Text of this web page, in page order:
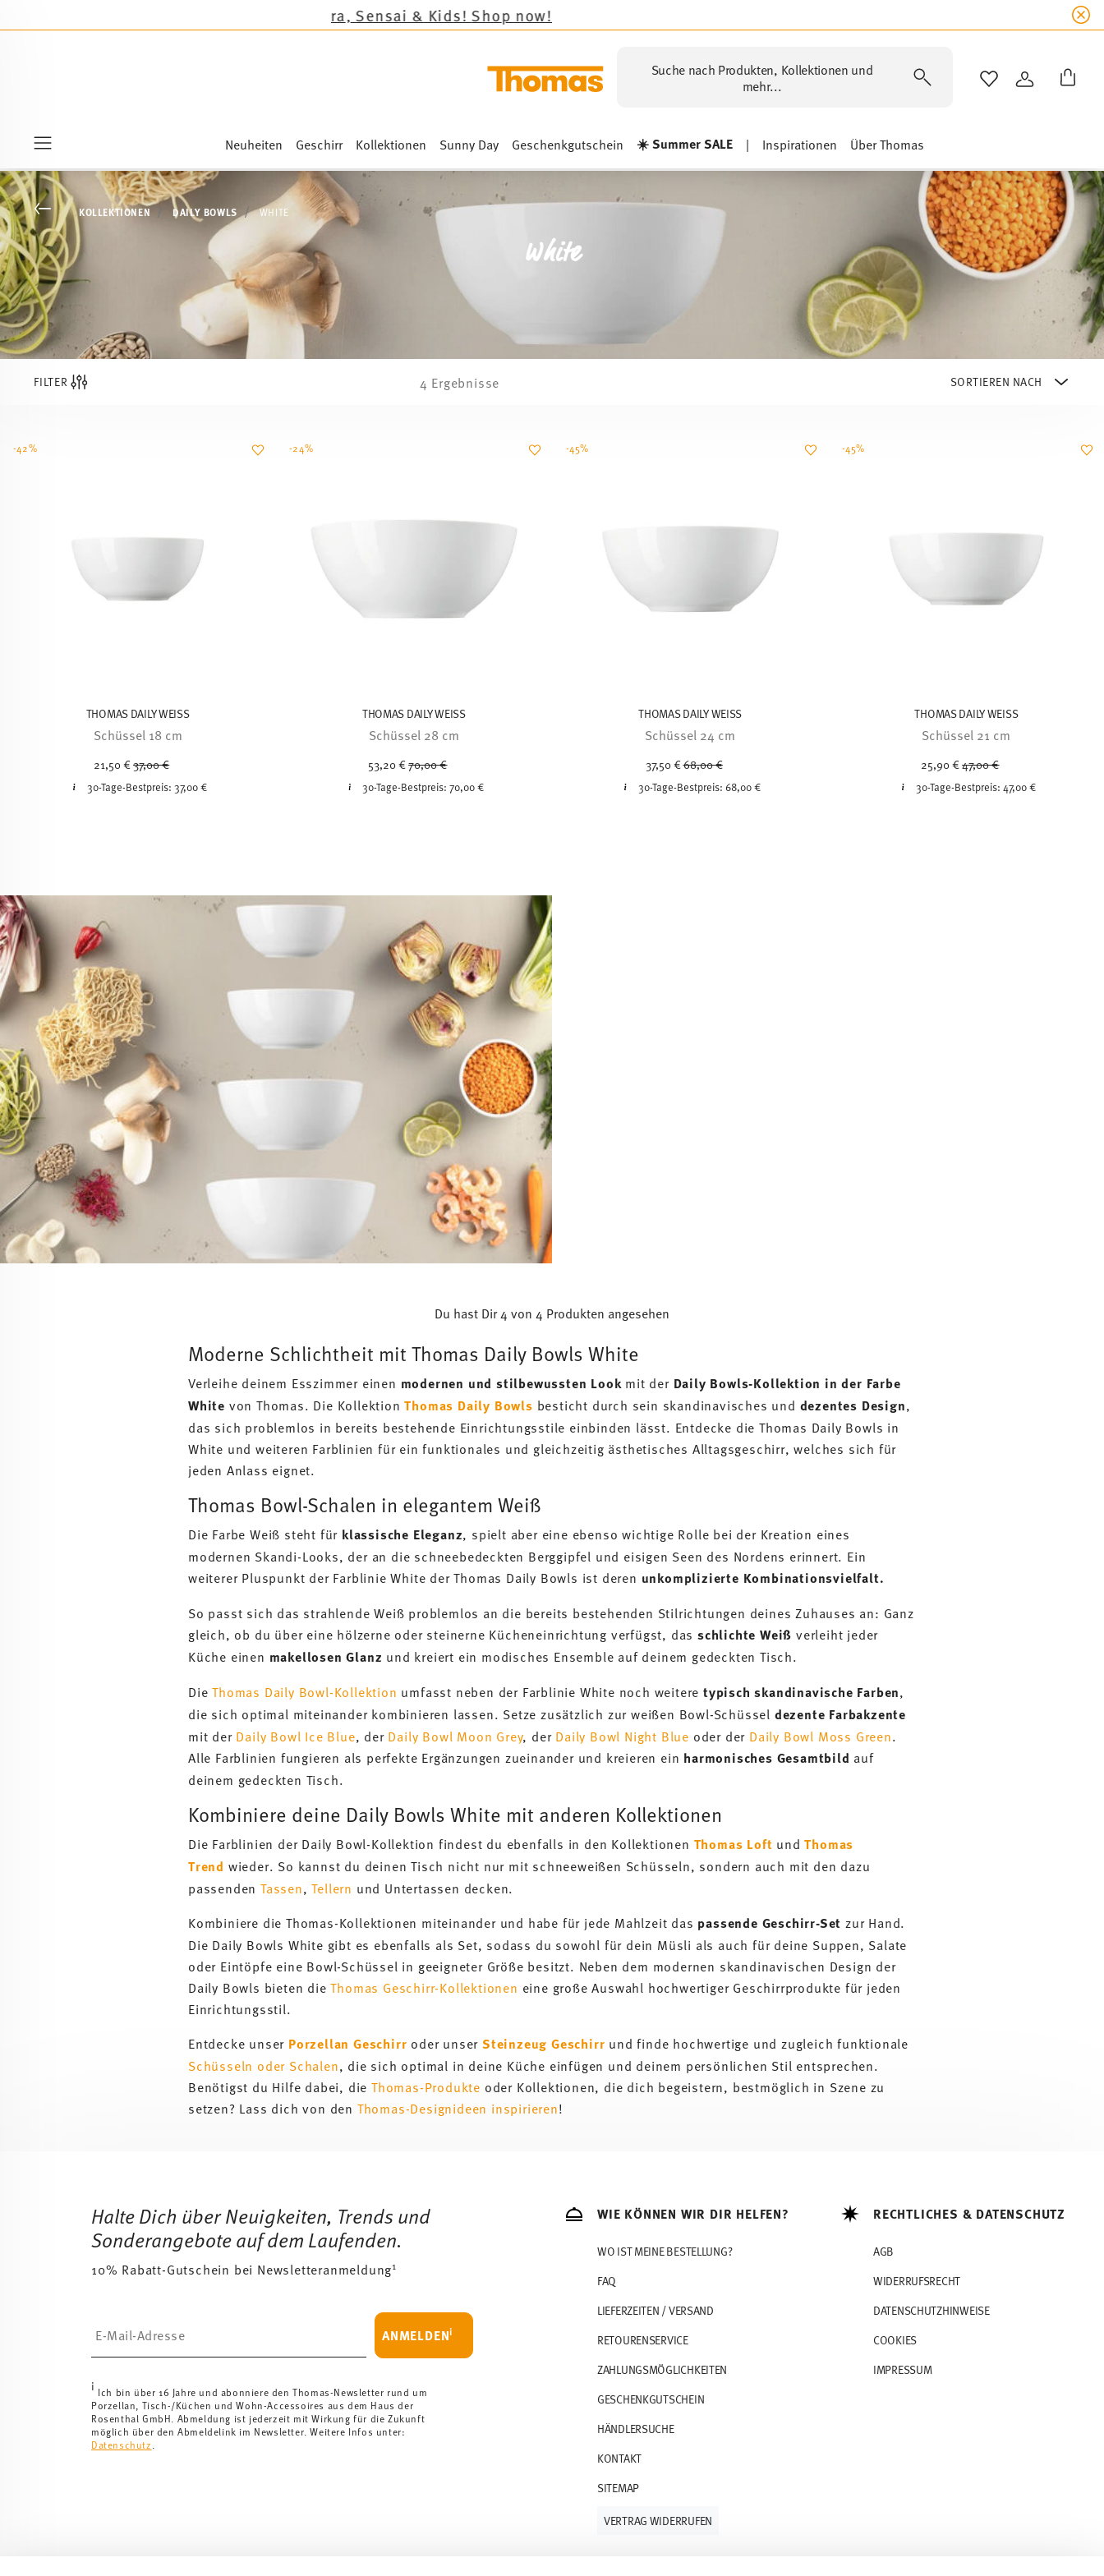
Shop now!
Suche nach Produkten, Kollektionen und
mehr...
WISHLISTANMELDEN
Neuheiten Geschirr Kollektionen Sunny Day Geschenkgutschein ☀️ Summer SALE | Inspirationen Über Thomas
Go backKOLLEKTIONEN DAILY BOWLS WHITE
White
FILTER 4 Ergebnisse
THOMAS DAILY WEISS
Schüssel 18 cm
21,50 € Price reduced from
37,00 €
30-Tage-Bestpreis: 37,00 €
-42%
THOMAS DAILY WEISS
Schüssel 28 cm
53,20 € Price reduced from
70,00 €
30-Tage-Bestpreis:70,00 €
-24%
THOMAS DAILY WEISS
Schüssel 24 cm
37,50 €Price reduced from
68,00 €to
30-Tage-Bestpreis: 68,00 €
-45%
THOMAS DAILY WEISS
Schüssel 21 cm
25,90 € Price reduced from
47,00 €
30-Tage-Bestpreis: 47,00 €
-45%
Du hast Dir 4 von 4 Produkten angesehen
Moderne Schlichtheit mit Thomas Daily Bowls White
Verleihe deinem Esszimmer einen modernen und stilbewussten Look mit der Daily Bowls-Kollektion in der Farbe
White von Thomas. Die KollektionThomas Daily Bowls besticht durch sein skandinavisches und dezentes Design,
das sich problemlos in bereits bestehende Einrichtungsstile einbinden lässt. Entdecke die Thomas Daily Bowls in
White und weiteren Farblinien für ein funktionales und gleichzeitig ästhetisches Alltagsgeschirr, welches sich für
jeden Anlass eignet.
Thomas Bowl-Schalen in elegantem Weiß
Die Farbe Weiß steht für klassische Eleganz, spielt aber eine ebenso wichtige Rolle bei der Kreation eines
modernen Skandi-Looks, der an die schneebedeckten Berggipfel und eisigen Seen des Nordens erinnert. Ein
weiterer Pluspunkt der Farblinie White der Thomas Daily Bowls ist deren unkomplizierte Kombinationsvielfalt.
So passt sich das strahlende Weiß problemlos an die bereits bestehenden Stilrichtungen deines Zuhauses an: Ganz
gleich, ob du über eine hölzerne oder steinerne Kücheneinrichtung verfügst, das schlichte Weiß verleiht jeder
Küche einen makellosen Glanz und kreiert ein modisches Ensemble auf deinem gedeckten Tisch.
DieThomas Daily Bowl-Kollektion umfasst neben der Farblinie White noch weiteretypisch skandinavische Farben,
die sich optimal miteinander kombinieren lassen. Setze zusätzlich zur weißen Bowl-Schüssel dezente Farbakzente
mit der Daily Bowl Ice Blue, der Daily Bowl Moon Grey, der Daily Bowl Night Blue oder der Daily Bowl Moss Green.
Alle Farblinien fungieren als perfekte Ergänzungen zueinander und kreieren ein harmonisches Gesamtbild auf
deinem gedeckten Tisch.
Kombiniere deine Daily Bowls White mit anderen Kollektionen
Die Farblinien der Daily Bowl-Kollektion findest du ebenfalls in den Kollektionen Thomas Loft undThomas
Trend wieder. So kannst du deinen Tisch nicht nur mit schneeweißen Schüsseln, sondern auch mit den dazu
passendenTassen,Tellern und Untertassen decken.
Kombiniere die Thomas-Kollektionen miteinander und habe für jede Mahlzeit das passende Geschirr-Set zur Hand.
Die Daily Bowls White gibt es ebenfalls als Set, sodass du sowohl für dein Müsli als auch für deine Suppen, Salate
oder Eintöpfe eine Bowl-Schüssel in geeigneter Größe besitzt. Neben dem modernen skandinavischen Design der
Daily Bowls bieten dieThomas Geschirr-Kollektionen eine große Auswahl hochwertiger Geschirrprodukte für jeden
Einrichtungsstil.
Entdecke unser Porzellan Geschirr oder unserSteinzeug Geschirr und finde hochwertige und zugleich funktionale
Schüsseln oder Schalen, die sich optimal in deine Küche einfügen und deinem persönlichen Stil entsprechen.
Benötigst du Hilfe dabei, dieThomas-Produkte oder Kollektionen, die dich begeistern, bestmöglich in Szene zu
setzen? Lass dich von den Thomas-Designideen inspirieren!
Halte Dich über Neuigkeiten, Trends und
Sonderangebote auf dem Laufenden.
10% Rabatt-Gutschein bei Newsletteranmeldung1
ANMELDENi
i Ich bin über 16 Jahre und abonniere den Thomas-Newsletter rund um
Porzellan, Tisch-/Küchen und Wohn-Accessoires aus dem Haus der
Rosenthal GmbH. Abmeldung ist jederzeit mit Wirkung für die Zukunft
möglich über den Abmeldelink im Newsletter. Weitere Infos unter:
Datenschutz
WIE KÖNNEN WIR DIR HELFEN?
WO IST MEINE BESTELLUNG?
FAQ
LIEFERZEITEN / VERSAND
RETOURENSERVICE
ZAHLUNGSMÖGLICHKEITEN
GESCHENKGUTSCHEIN
HÄNDLERSUCHE
KONTAKT
SITEMAP
RECHTLICHES & DATENSCHUTZ
AGB
WIDERRUFSRECHT
DATENSCHUTZHINWEISE
COOKIES
IMPRESSUM
VERTRAG WIDERRUFEN